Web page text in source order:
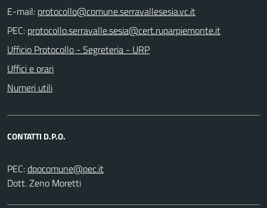
E-mail:
PEC:
Ufficio Protocollo - Segreteria - URP
Uffici e orari
Numeri utili
CONTATTI D.P.O.
PEC:
Dott. Zeno Moretti